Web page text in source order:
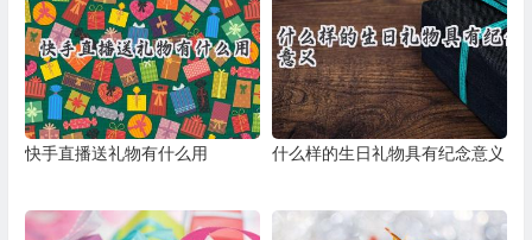
快手直播送礼物有什么用 什么样的生日礼物具有纪念意义